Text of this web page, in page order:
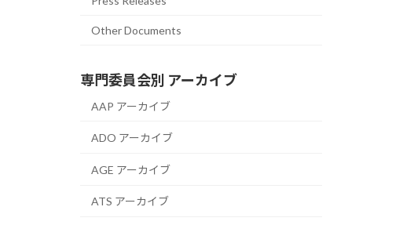
Other Documents
専門委員会別 アーカイブ
AAP アーカイブ
ADO アーカイブ
AGE アーカイブ
ATS アーカイブ